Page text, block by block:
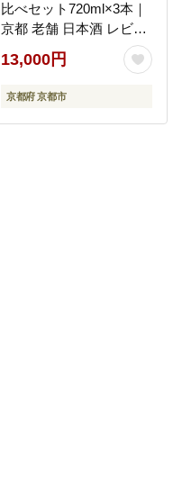
比べセット720ml×3本｜
京都 老舗 日本酒 レビュ
ー高評価 人気セット [ 豪
華飲み比べ 純米大吟醸1
本＋純米吟醸2本 地酒 ご
晩酌 おすすめ ギフト プ
13,000円
京都府 京都市